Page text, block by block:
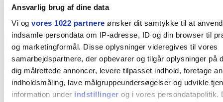
Ansvarlig brug af dine data
Vi og vores 1022 partnere ønsker dit samtykke til at
indsamle persondata om IP-adresse, ID og din browser til
og marketingformål. Disse oplysninger videregives til vores
samarbejdspartnere, der opbevarer og tilgår oplysninger på
dig målrettede annoncer, levere tilpasset indhold, foretage
indholdsmåling, lave målgruppeundersøgelser og udvikle
information under indstillinger og i vores
Billetterne ryger hurtigt: Se de legendariske Star
Økologisk
Vind 4 måltidskasser fra Aarstiderne - værdi op til